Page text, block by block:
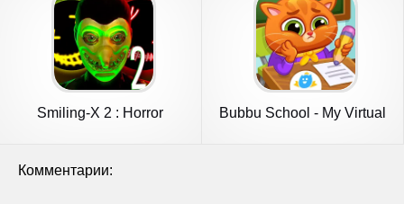
Smiling-X 2 : Horror
Bubbu School - My Virtual
Комментарии: